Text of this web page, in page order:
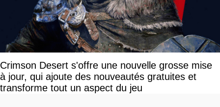
Crimson Desert s'offre une nouvelle grosse mise
à jour, qui ajoute des nouveautés gratuites et
transforme tout un aspect du jeu